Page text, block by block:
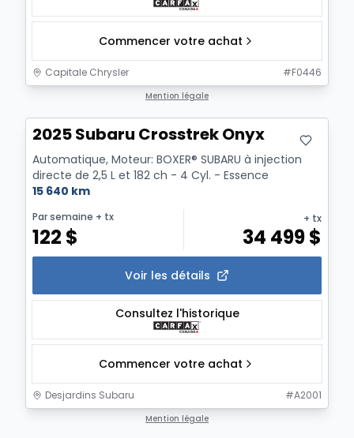
Commencer votre achat
Capitale Chrysler #F0446
Mention légale
2025 Subaru Crosstrek Onyx
Automatique, Moteur: BOXER® SUBARU à injection
directe de 2,5 L et 182 ch - 4 Cyl. - Essence
15 640 km
Par semaine + tx
122 $
+ tx
34 499$
Voir les détails
Consultez l'historique
Commencer votre achat
Desjardins Subaru #A2001
Mention légale